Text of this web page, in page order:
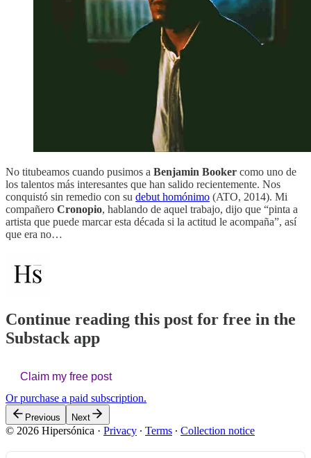
No titubeamos cuando pusimos a Benjamin Booker como uno de
los talentos más interesantes que han salido recientemente. Nos
conquistó sin remedio con su debut homónimo (ATO, 2014). Mi
compañero Cronopio, hablando de aquel trabajo, dijo que “pinta a
artista que puede marcar esta década si la actitud le acompaña”, así
que era no…
Continue reading this post for free in the
Substack app
Claim my free post
Or purchase a paid subscription.
Previous Next
© 2026 Hipersónica · Privacy ∙ Terms ∙ Collection notice